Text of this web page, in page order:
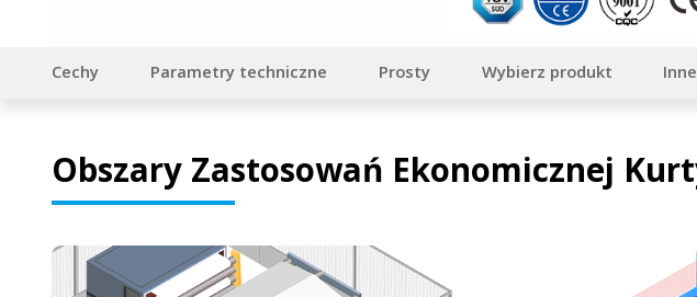
Cechy Parametry techniczne Prosty Wybierz produkt
Obszary Zastosowań Ekonomicznej